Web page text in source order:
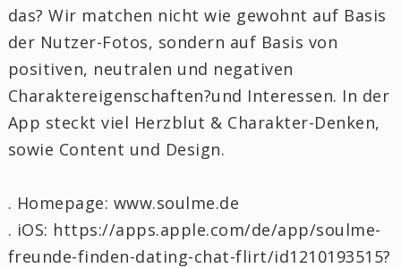
das? Wir matchen nicht wie gewohnt auf Basis
der Nutzer-Fotos, sondern auf Basis von
positiven, neutralen und negativen
Charaktereigenschaften?und Interessen. In der
App steckt viel Herzblut & Charakter-Denken,
sowie Content und Design.
. Homepage: www.soulme.de
. iOS: https://apps.apple.com/de/app/soulme-
freunde-finden-dating-chat-flirt/id1210193515?